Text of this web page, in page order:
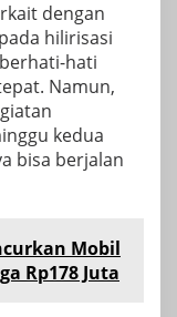
dengan
hilirisasi
hati
Namun,
kedua
bisa berjalan
Mobil
Rp178 Juta